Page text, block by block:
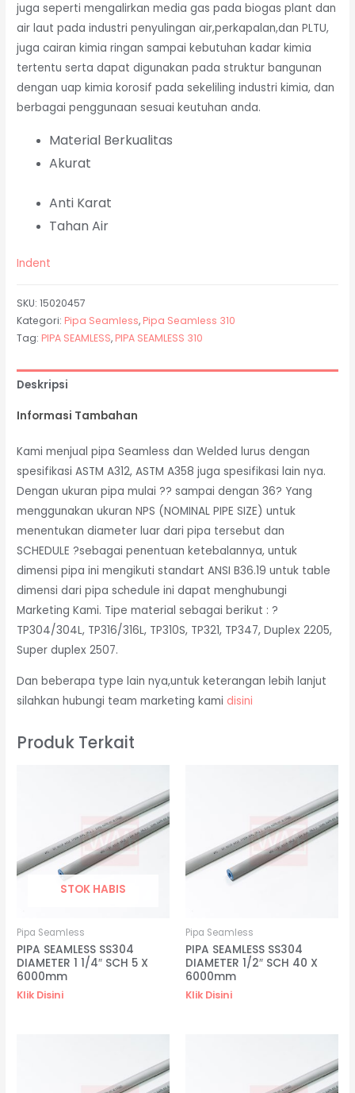
juga seperti mengalirkan media gas pada biogas plant dan
air laut pada industri penyulingan air,perkapalan,dan PLTU,
juga cairan kimia ringan sampai kebutuhan kadar kimia
tertentu serta dapat digunakan pada struktur bangunan
dengan uap kimia korosif pada sekeliling industri kimia, dan
berbagai penggunaan sesuai keutuhan anda.
Material Berkualitas
Akurat
Anti Karat
Tahan Air
Indent
SKU:15020457
Kategori: Pipa Seamless, Pipa Seamless 310
Tag: PIPA SEAMLESS, PIPA SEAMLESS 310
Deskripsi
Informasi Tambahan
Kami menjual pipa Seamless dan Welded lurus dengan
spesifikasi ASTM A312, ASTM A358 juga spesifikasi lain nya.
Dengan ukuran pipa mulai ?? sampai dengan 36? Yang
menggunakan ukuran NPS (NOMINAL PIPE SIZE) untuk
menentukan diameter luar dari pipa tersebut dan
SCHEDULE ?sebagai penentuan ketebalannya, untuk
dimensi pipa ini mengikuti standart ANSI B36.19 untuk table
dimensi dari pipa schedule ini dapat menghubungi
Marketing Kami. Tipe material sebagai berikut : ?
TP304/304L, TP316/316L, TP310S, TP321, TP347, Duplex 2205,
Super duplex 2507.
Dan beberapa type lain nya,untuk keterangan lebih lanjut
silahkan hubungi team marketing kami disini
Produk Terkait
STOK HABIS
Pipa Seamless
PIPA SEAMLESS SS304
DIAMETER 1 1/4″ SCH 5 X
6000mm
Klik Disini
Pipa Seamless
PIPA SEAMLESS SS304
DIAMETER 1/2″ SCH 40 X
6000mm
Klik Disini